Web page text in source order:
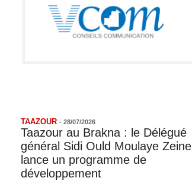
TAAZOUR - 28/07/2026
Taazour au Brakna : le Délégué
général Sidi Ould Moulaye Zeine
lance un programme de
développement